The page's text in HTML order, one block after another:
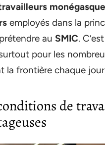
employés dans la
au SMIC.
pour les
la frontière chaque
de